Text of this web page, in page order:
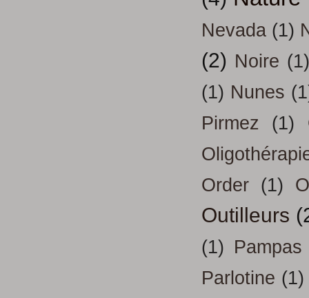
Nevada (1)
(2) Noire
(1) Nunes
Pirmez
(1)
Order (1)
Outilleurs
(1) Pampas
Parlotine (1)